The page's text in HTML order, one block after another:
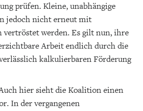
prüfen. Kleine, unabhängige
jedoch nicht erneut mit
vertröstet werden. Es gilt nun, ihre
Arbeit endlich durch die
kalkulierbaren Förderung
hier sieht die Koalition einen
In der vergangenen